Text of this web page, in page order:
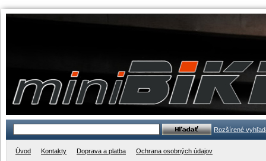
Rozšírené
Úvod Kontakty Doprava a platba Ochrana osobných údajov